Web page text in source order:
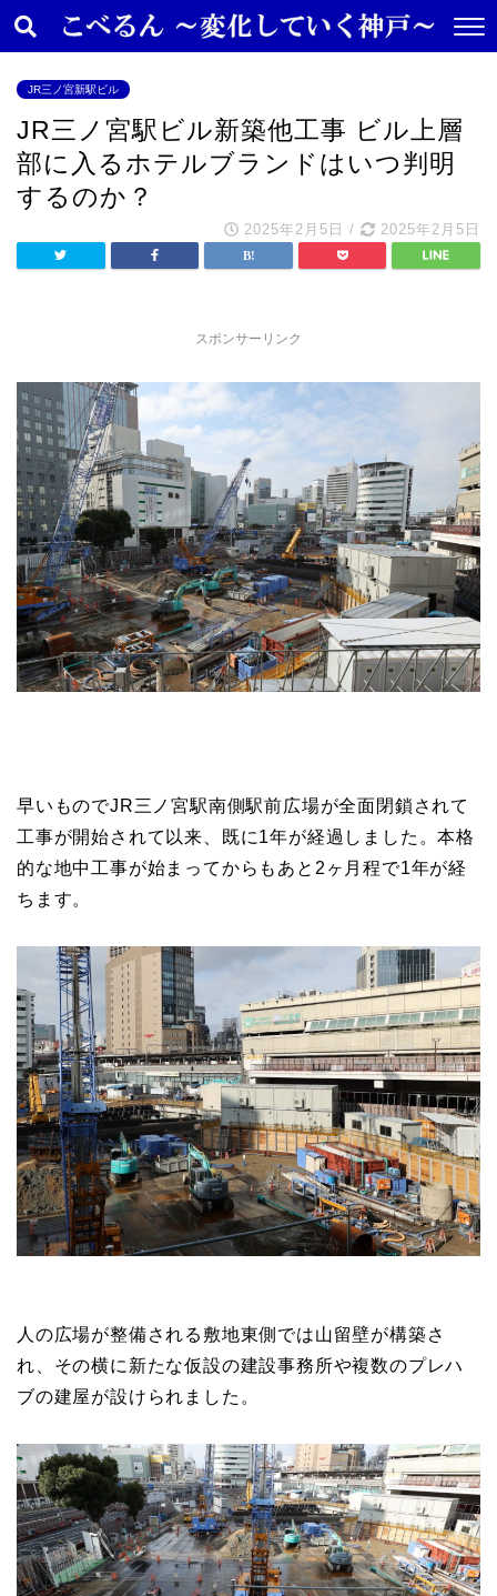
JR三ノ宮新駅ビル
JR三ノ宮駅ビル新築他工事 ビル上層
部に入るホテルブランドはいつ判明
するのか？
2025年2月5日 / 2025年2月5日
スポンサーリンク
早いものでJR三ノ宮駅南側駅前広場が全面閉鎖されて
工事が開始されて以来、既に1年が経過しました。本格
的な地中工事が始まってからもあと2ヶ月程で1年が経
ちます。
人の広場が整備される敷地東側では山留壁が構築さ
れ、その横に新たな仮設の建設事務所や複数のプレハ
ブの建屋が設けられました。